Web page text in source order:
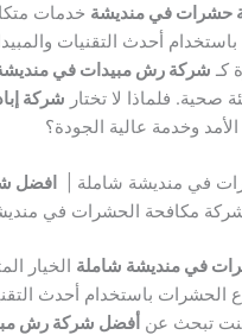
حشرات في منديشة خدمات
باستخدام أحدث التقنيات
كـ شركة رش مبيدات في
صحية. فلماذا لا تختار شركة
وخدمة عالية الجودة؟
افضل
مكافحة الحشرات في
في منديشة شاملة الخيار
الحشرات باستخدام أحدث
كنت تبحث عن أفضل شركة رش